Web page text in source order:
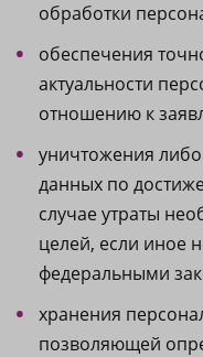
обработки
обеспечения
актуальности
отношению к
уничтожения
данных по
случае утраты
целей, если иное
федеральными
хранения
позволяющей